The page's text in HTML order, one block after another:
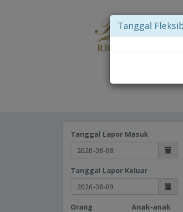
Tanggal Lapor Masuk
Tanggal Lapor Keluar
Orang
Anak-anak
Tanggal